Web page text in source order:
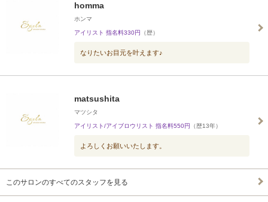
homma
ホンマ
アイリスト 指名料330円 （歴）
なりたいお目元を叶えます♪
matsushita
マツシタ
アイリスト/アイブロウリスト 指名料550円 （歴13年）
よろしくお願いいたします。
このサロンのすべてのスタッフを見る